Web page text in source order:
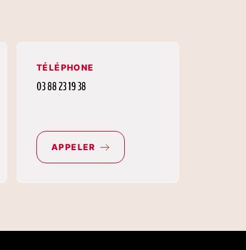
TÉLÉPHONE
03 88 23 19 38
APPELER